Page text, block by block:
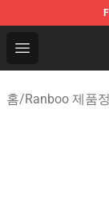
Open menu
Ranboo
홈/Ranboo 제품